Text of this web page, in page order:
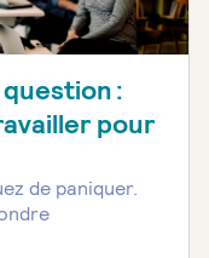
:
pour
de paniquer.